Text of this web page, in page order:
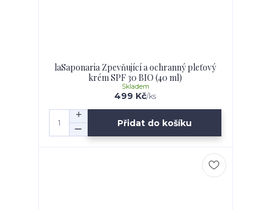
laSaponaria Zpevňující a ochranný pleťový
krém SPF 30 BIO (40 ml)
499 Kč/ks
Skladem
Přidat do košíku